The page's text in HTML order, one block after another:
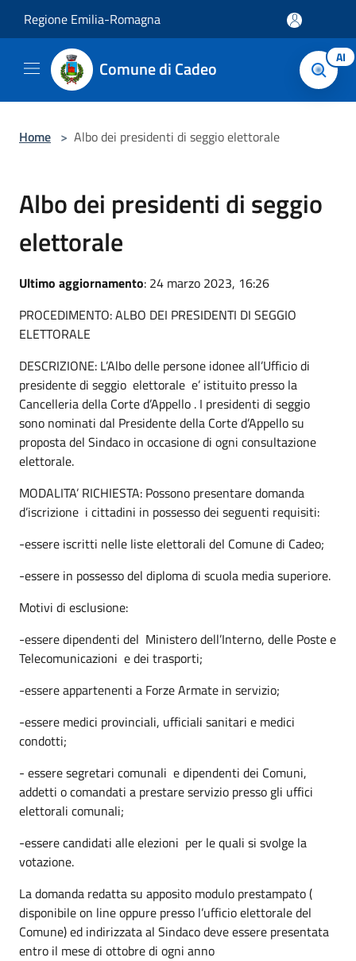
Regione Emilia-Romagna
Comune di Cadeo AI
Home > Albo dei presidenti di seggio elettorale
Albo dei presidenti di seggio
elettorale
Ultimo aggiornamento: 24 marzo 2023, 16:26
PROCEDIMENTO: ALBO DEI PRESIDENTI DI SEGGIO
ELETTORALE
DESCRIZIONE: L’Albo delle persone idonee all’Ufficio di
presidente di seggio elettorale e’ istituito presso la
Cancelleria della Corte d’Appello . I presidenti di seggio
sono nominati dal Presidente della Corte d’Appello su
proposta del Sindaco in occasione di ogni consultazione
elettorale.
MODALITA’ RICHIESTA: Possono presentare domanda
d’iscrizione i cittadini in possesso dei seguenti requisiti:
-essere iscritti nelle liste elettorali del Comune di Cadeo;
-essere in possesso del diploma di scuola media superiore.
Motivi di esclusione:
-essere dipendenti del Ministero dell’Interno, delle Poste e
Telecomunicazioni e dei trasporti;
-essere appartenenti a Forze Armate in servizio;
-essere medici provinciali, ufficiali sanitari e medici
condotti;
- essere segretari comunali e dipendenti dei Comuni,
addetti o comandati a prestare servizio presso gli uffici
elettorali comunali;
-essere candidati alle elezioni per le quali si svolge la
votazione.
La domanda redatta su apposito modulo prestampato (
disponibile on line oppure presso l’ufficio elettorale del
Comune) ed indirizzata al Sindaco deve essere presentata
entro il mese di ottobre di ogni anno